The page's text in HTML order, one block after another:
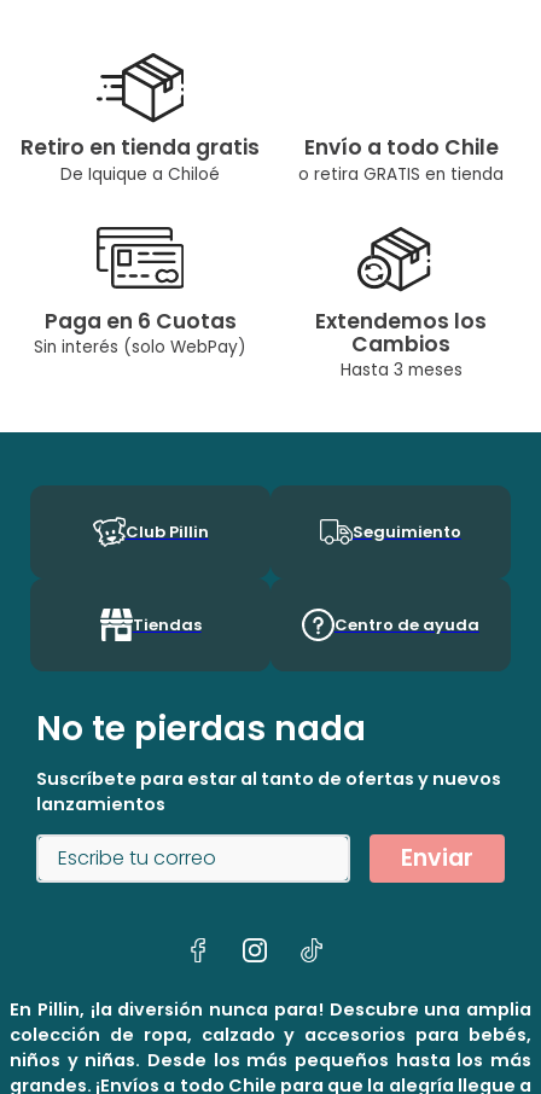
zapatitos cómodos, suaves y flexibles ideal para bebés hasta
los 6 meses de edad.
Tipo de Productos: Sandalias
Color: Azul marino
Composición: Capellada: 100% Sintético, Forro: 100% Algodón,
Plantilla: 100% Algodón, Suela: 100% Algodón
Modelo: PZA107-24AZM
Secadora
Diseñado Por Nuestro Equipo Chileno De Diseñadoras. Pillín, Es
Que Ha Podido Acompañar A Muchas Generaciones Durante
Su Crecimineto. En Pillín, Nos Encanta Ser Niños!
Retiro en tienda gratis
De Iquique a Chiloé
Envío a todo Chile
o retira GRATIS en tienda
Paga en 6 Cuotas
Sin interés (solo WebPay)
Extendemos los
Cambios
Hasta 3 meses
Club Pillin Seguimiento
Tiendas Centro de ayuda
No te pierdas nada
Suscríbete para estar al tanto de ofertas y nuevos
lanzamientos
Enviar
En Pillin, ¡la diversión nunca para! Descubre una amplia
colección de ropa, calzado y accesorios para bebés,
niños y niñas. Desde los más pequeños hasta los más
grandes. ¡Envíos a todo Chile para que la alegría llegue a